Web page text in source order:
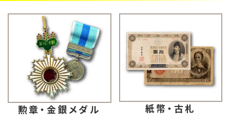
勲章・金銀メダル 紙幣・古札